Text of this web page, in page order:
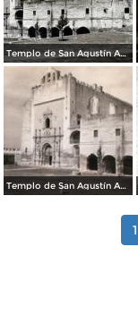
Templo de San Agustín Acolman
Templo de San Agustín Acolmán
1